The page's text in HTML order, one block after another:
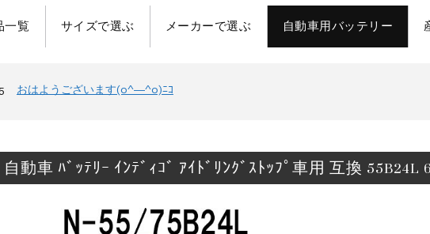
一覧 サイズで選ぶ メーカーで選ぶ 自動車用バッテリー
おはようございます(o^―^o)ﾆｺ
動車 ﾊﾞｯﾃﾘｰ ｲﾝﾃﾞｨｺﾞ ｱｲﾄﾞﾘﾝｸﾞｽﾄｯﾌﾟ車用 互換 55B24L